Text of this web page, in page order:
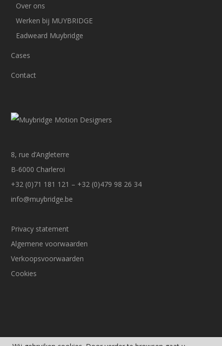
Over ons
Werken bij MUYBRIDGE
Eadweard Muybridge
Cases
Contact
8, rue d’Angleterre
B-6000 Charleroi
+32 (0)71 181 121 – +32 (0)479 98 26 34
info@muybridge.be
Privacy statement
Algemene voorwaarden
Verkoopsvoorwaarden
Cookies